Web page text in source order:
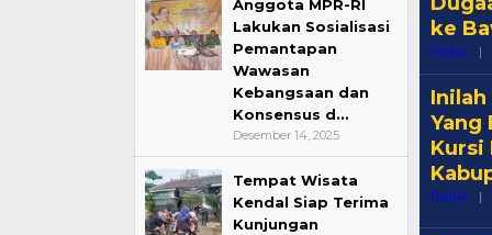
Anggota MPR-RI
Lakukan Sosialisasi
Pemantapan
Wawasan
Kebangsaan dan
Konsensus d…
Desember 14, 2025
Tempat Wisata
Kendal Siap Terima
Kunjungan
ke
Politik |
Inilah
Yang
Kursi
Politik |